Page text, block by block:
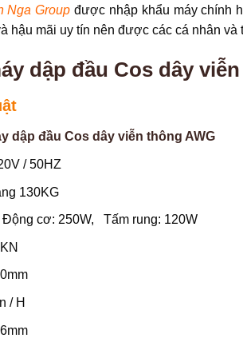
Nga Group được nhập khẩu máy chính
hậu mãi uy tín nên được các cá nhân và
dập đầu Cos dây
dập đầu Cos dây viễn thông AWG
/ 50HZ
130KG
Động cơ: 250W, Tấm rung: 120W
/ H